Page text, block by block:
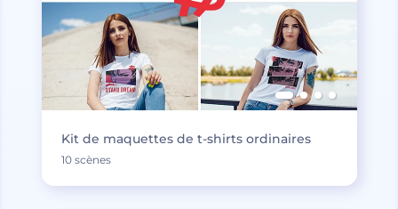
Kit de maquettes de t-shirts ordinaires
10 scènes